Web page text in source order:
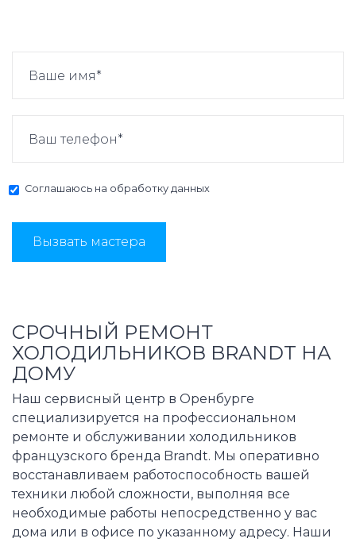
Соглашаюсь на обработку данных
Вызвать мастера
СРОЧНЫЙ РЕМОНТ
ХОЛОДИЛЬНИКОВ BRANDT НА
ДОМУ
Наш сервисный центр в Оренбурге
специализируется на профессиональном
ремонте и обслуживании холодильников
французского бренда Brandt. Мы оперативно
восстанавливаем работоспособность вашей
техники любой сложности, выполняя все
необходимые работы непосредственно у вас
дома или в офисе по указанному адресу. Наши